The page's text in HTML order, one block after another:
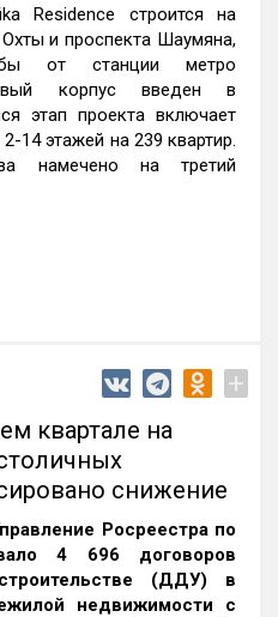
Residence строится на
и проспекта Шаумяна,
от станции метро
корпус введен в
этап проекта включает
14 этажей на 239 квартир.
намечено на третий
+
квартале на
снижение
Росреестра по
4 696 договоров
(ДДУ) в
недвижимости с